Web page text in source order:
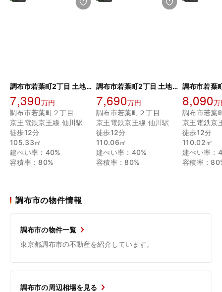
調布市若葉町2丁目 土地 11区画
7,390万円
調布市若葉町２丁目
京王電鉄京王線 仙川駅
徒歩12分
105.33㎡
建ぺい率：40%
容積率：80%
調布市若葉町2丁目 土地 10区画
7,690万円
調布市若葉町２丁目
京王電鉄京王線 仙川駅
徒歩12分
110.06㎡
建ぺい率：40%
容積率：80%
8,090万
調布市若葉
京王電鉄京
徒歩12分
110.02㎡
建ぺい率：
容積率：
調布市の物件情報
調布市の物件一覧
東京都調布市の不動産を紹介しています。
調布市の周辺相場を見る